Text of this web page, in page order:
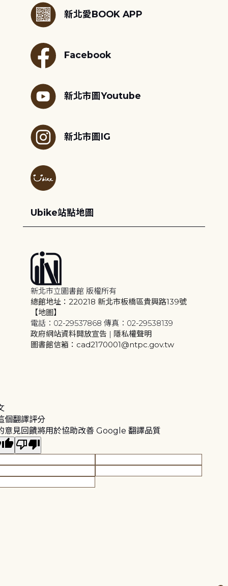
新北愛BOOK APP
Facebook
新北市圖Youtube
新北市圖IG
Ubike站點地圖
新北市立圖書館 版權所有
總館地址：220218 新北市板橋區貴興路139號
【地圖】
電話：02-29537868 傳真：02-29538139
政府網站資料開放宣告 | 隱私權聲明
圖書館信箱：cad2170001@ntpc.gov.tw
個翻譯評分
意見回饋將用於協助改善 Google 翻譯品質